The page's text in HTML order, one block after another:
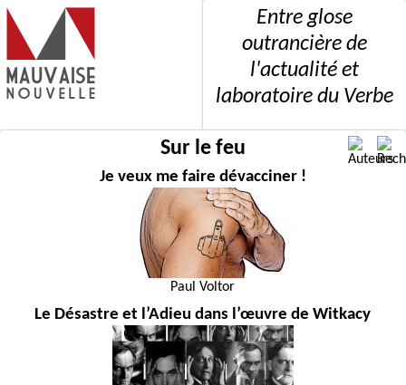
Entre glose
outrancière de
l'actualité et
laboratoire du Verbe
Sur le feu
Je veux me faire dévacciner !
Paul Voltor
Le Désastre et l’Adieu dans l’œuvre de Witkacy